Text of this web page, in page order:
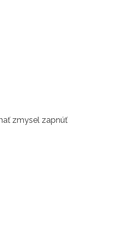
zmysel zapnúť